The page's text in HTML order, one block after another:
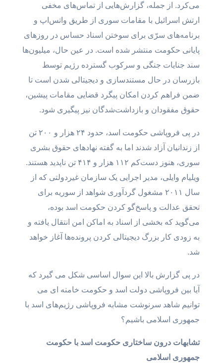
می‌کرد. از جمله، گزارش‌هایی از تماس‌های مخفی
ارتش اسرائیل با مقامات سوری از طریق واتس‌اپ و
برنامه‌های سرّی برای سوختن اسناد حساس در روزهای
پایانی حکومت منتشر شده است. در عین حال، میلیون‌ها
سند جنایات جنگی و سرکوب گسترده رژیم توسط
بازرسان در حال مستندسازی و دیجیتالی شدن است تا
ضمن فراهم کردن امکان پیگرد قضایی مقامات پیشین،
حقوق مفقودان و بازداشت‌شدگان نیز پیگیری شود.
در پی فروپاشی حکومت اسد، حدود ۲۴ هزار و ۲۰۰ تن
از زندانیان آزاد شدند اما به گفته نهادهای حقوق بشری
سوری، هنوز دست‌کم ۱۱۲ هزار و ۴۱۴ تن ناپدید هستند.
ویلیام وایلی، مدیر اجرایی یک سازمان غیردولتی که از
سال ۲۰۱۱ مشغول گردآوری شواهد از سوریه برای
تحقق عدالت و پاسخ‌گو کردن حکومت اسد بوده،
می‌گوید که بخشی از اسناد به اماکن امن انتقال یافته و
به زودی کار بزرگ دیجیتالی کردن پرونده‌ها آغاز خواهد
شد.
در پی گزارش بالا این سوال اساسی شکل می گیرد که
آیا بین فروپاشی دولت اسد و حکومت خامنه ای می
توانیم شاهد سرنوشت مشابه فروپاشی رژیم‌های اسد با
جمهوری اسلامی باشیم؟
تشابهات درون ساختاری حکومت اسد با حکومت
جمهوری اسلامی